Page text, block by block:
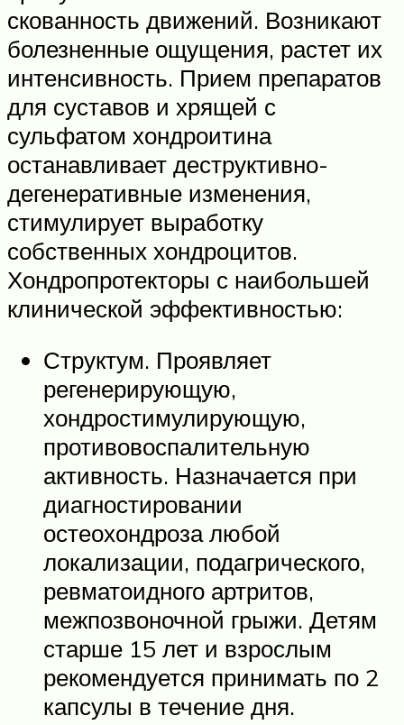
скованность движений. Возникают
болезненные ощущения, растет их
интенсивность. Прием препаратов
для суставов и хрящей с
сульфатом хондроитина
останавливает деструктивно-
дегенеративные изменения,
стимулирует выработку
собственных хондроцитов.
Хондропротекторы с наибольшей
клинической эффективностью:
Структум. Проявляет
регенерирующую,
хондростимулирующую,
противовоспалительную
активность. Назначается при
диагностировании
остеохондроза любой
локализации, подагрического,
ревматоидного артритов,
межпозвоночной грыжи. Детям
старше 15 лет и взрослым
рекомендуется принимать по 2
капсулы в течение дня.